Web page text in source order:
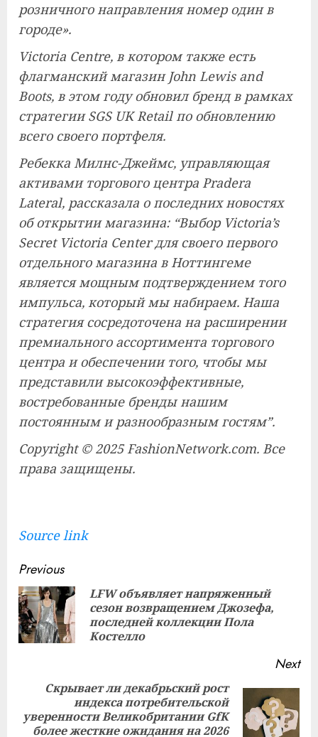
розничного направления номер один в
городе».
Victoria Centre, в котором также есть
флагманский магазин John Lewis and
Boots, в этом году обновил бренд в рамках
стратегии SGS UK Retail по обновлению
всего своего портфеля.
Ребекка Милнс-Джеймс, управляющая
активами торгового центра Pradera
Lateral, рассказала о последних новостях
об открытии магазина: “Выбор Victoria’s
Secret Victoria Center для своего первого
отдельного магазина в Ноттингеме
является мощным подтверждением того
импульса, который мы набираем. Наша
стратегия сосредоточена на расширении
премиального ассортимента торгового
центра и обеспечении того, чтобы мы
представили высокоэффективные,
востребованные бренды нашим
постоянным и разнообразным гостям”.
Copyright © 2025 FashionNetwork.com. Все
права защищены.
Source link
Continue
Reading
Previous
LFW объявляет напряженный
сезон возвращением Джозефа,
последней коллекции Пола
Костелло
Next
Next
post:
Скрывает ли декабрьский рост
индекса потребительской
уверенности Великобритании GfK
более жесткие ожидания на 2026